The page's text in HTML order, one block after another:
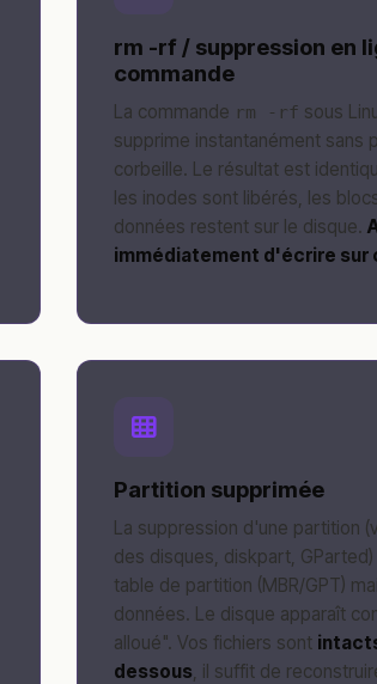
rm -rf / suppression en
commande
La commande rm -rf sous
supprime instantanément sans
corbeille. Le résultat est
les inodes sont libérés, les
données restent sur le disque.
immédiatement d'écrire sur
Partition supprimée
La suppression d'une partition
des disques, diskpart,
table de partition (MBR/GPT)
données. Le disque apparaît
alloué". Vos fichiers sont
dessous, il suffit de